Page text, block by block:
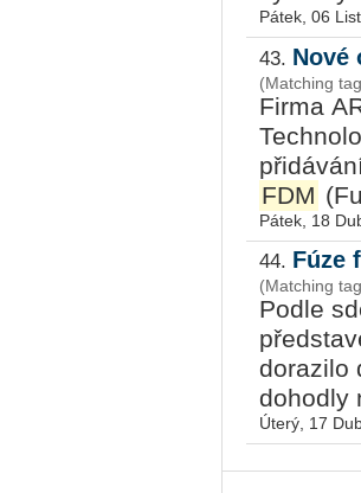
Pátek, 06
43. Nové
(Matching
Firma
FDM
Pátek, 18
44. Fúze
(Matching
Podle
dorazilo
dohodly
Úterý, 17